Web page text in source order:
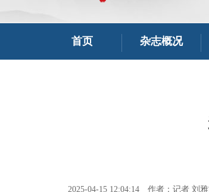
首页 杂志概况
2025-04-15 12:04:14 作者：记者 刘